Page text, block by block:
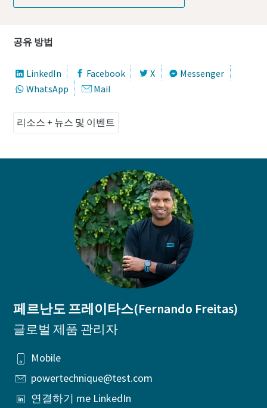
공유 방법
LinkedIn Facebook X
Messenger
WhatsApp
Mail
리소스 + 뉴스 및 이벤트
페르난도 프레이타스(Fernando Freitas)
글로벌 제품 관리자
Mobile
powertechnique@test.com
연결하기 me LinkedIn